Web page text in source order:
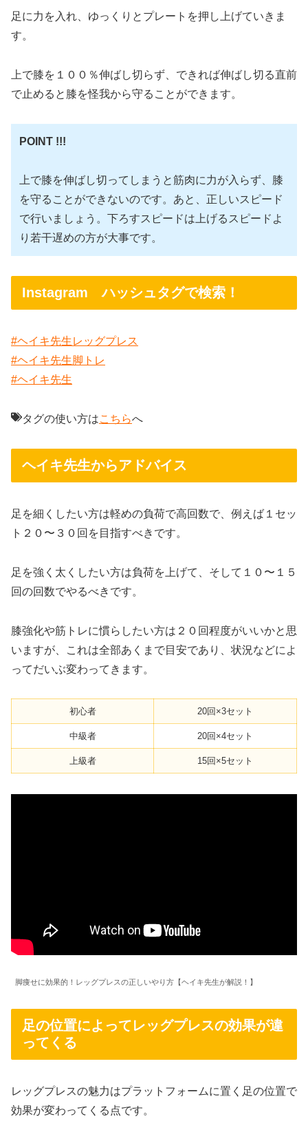
足に力を入れ、ゆっくりとプレートを押し上げていきま
す。
上で膝を１００％伸ばし切らず、できれば伸ばし切る直前
で止めると膝を怪我から守ることができます。
POINT !!!
上で膝を伸ばし切ってしまうと筋肉に力が入らず、膝
を守ることができないのです。あと、正しいスピード
で行いましょう。下ろすスピードは上げるスピードよ
り若干遅めの方が大事です。
Instagram ハッシュタグで検索！
#ヘイキ先生レッグプレス
#ヘイキ先生脚トレ
#ヘイキ先生
タグの使い方はこちらへ
ヘイキ先生からアドバイス
足を細くしたい方は軽めの負荷で高回数で、例えば１セッ
ト２０〜３０回を目指すべきです。
足を強く太くしたい方は負荷を上げて、そして１０〜１５
回の回数でやるべきです。
膝強化や筋トレに慣らしたい方は２０回程度がいいかと思
いますが、これは全部あくまで目安であり、状況などによ
ってだいぶ変わってきます。
初心者 20回×3セット
中級者 20回×4セット
上級者 15回×5セット
脚痩せに効果的！レッグプレスの正しいやり方【ヘイキ先生が解説！】
足の位置によってレッグプレスの効果が違
ってくる
レッグプレスの魅力はプラットフォームに置く足の位置で
効果が変わってくる点です。